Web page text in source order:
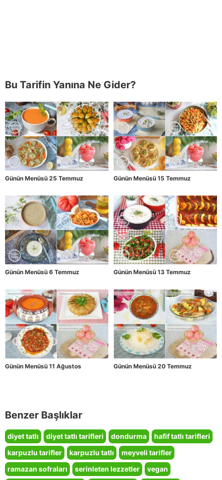
Bu Tarifin Yanına Ne Gider?
Günün Menüsü 25 Temmuz Günün Menüsü 15 Temmuz
Günün Menüsü 6 Temmuz Günün Menüsü 13 Temmuz
Günün Menüsü 11 Ağustos Günün Menüsü 20 Temmuz
Benzer Başlıklar
diyet tatlı diyet tatlı tarifleri dondurma
hafif tatlı tarifleri
karpuzlu tarifler
karpuzlu tatlı
meyveli tarifler
ramazan sofraları
serinleten lezzetler
vegan